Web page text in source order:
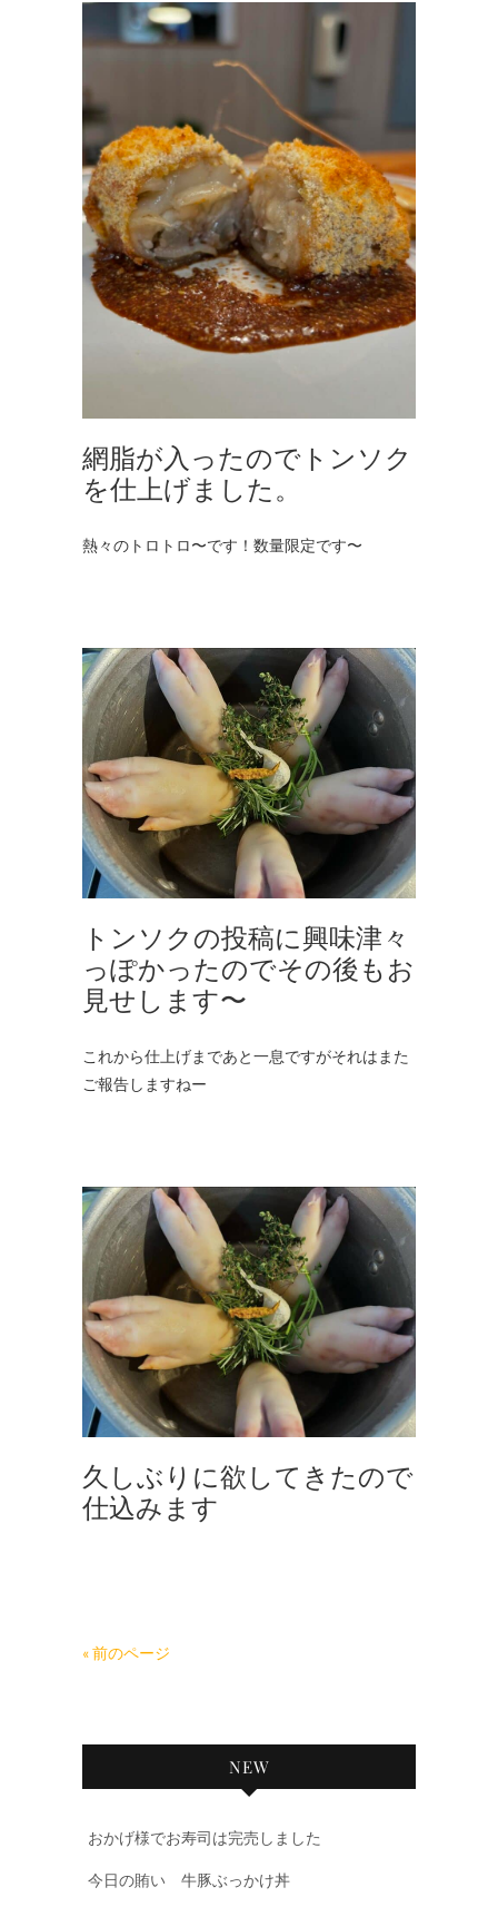
網脂が入ったのでトンソク
を仕上げました。
熱々のトロトロ〜です！数量限定です〜
トンソクの投稿に興味津々
っぽかったのでその後もお
見せします〜
これから仕上げまであと一息ですがそれはまた
ご報告しますねー
久しぶりに欲してきたので
仕込みます
« 前のページ
NEW
おかげ様でお寿司は完売しました
今日の賄い 牛豚ぶっかけ丼